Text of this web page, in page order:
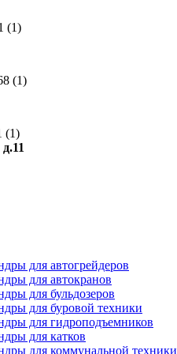
для автогрейдеров
для автокранов
для бульдозеров
для буровой техники
для гидроподъемников
для катков
для коммунальной техники